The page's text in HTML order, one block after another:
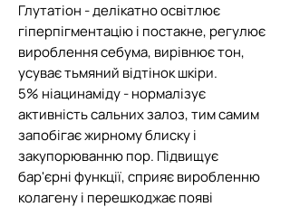
Глутатіон - делікатно освітлює
гіперпігментацію і постакне, регулює
вироблення себума, вирівнює тон,
усуває тьмяний відтінок шкіри.
5% ніацинаміду - нормалізує
активність сальних залоз, тим самим
запобігає жирному блиску і
закупорюванню пор. Підвищує
бар'єрні функції, сприяє виробленню
колагену і перешкоджає появі